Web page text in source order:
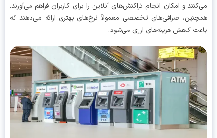
و امکان انجام تراکنش‌های آنلاین را برای کاربران فراهم می‌آورند.
صرافی‌های تخصصی معمولاً نرخ‌های بهتری ارائه می‌دهند که
کاهش هزینه‌های ارزی می‌شود.